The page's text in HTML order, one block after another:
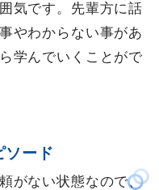
気です。先輩方に話
やわからない事があ
学んでいくことがで
ソード
がない状態なので、